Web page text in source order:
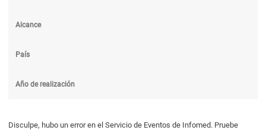
Alcance
País
Año de realización
Disculpe, hubo un error en el Servicio de Eventos de Infomed. Pruebe